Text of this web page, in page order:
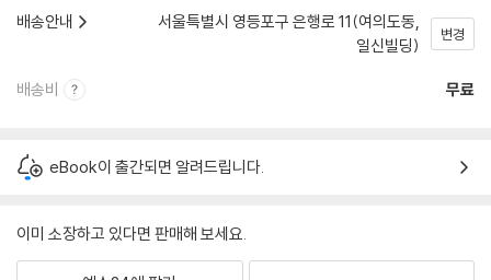
배송안내
서울특별시 영등포구 은행로 11(여의도동,
일신빌딩)
변경
배송비 무료
eBook이 출간되면 알려드립니다.
이미 소장하고 있다면 판매해 보세요.